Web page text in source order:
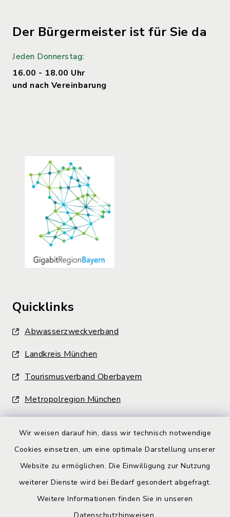
Wir weisen darauf hin, dass wir technisch notwendige
Cookies einsetzen, um eine optimale Darstellung unserer
Website zu ermöglichen. Die Einwilligung zur Nutzung
weiterer Dienste wird bei Bedarf gesondert abgefragt.
Weitere Informationen finden Sie in unseren
Der Bürgermeister ist für Sie da
Jeden Donnerstag:
16.00 - 18.00 Uhr
und nach Vereinbarung
Quicklinks
Abwasserzweckverband
Landkreis München
Tourismusverband Oberbayern
Metropolregion München
Barrierefreiheit